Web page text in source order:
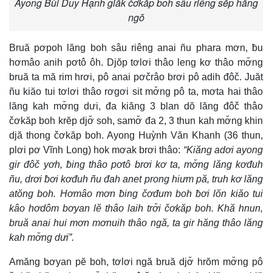
Ayong Bùi Duy Hạnh glăk čơkăp boh sâu riêng sĕp hăng
ngŏ
Bruă pơpoh lăng boh sâu riêng anai ñu phara mơn, ƀu
hơmâo anih pơtô ôh. Djŏp tơlơi thâo leng kơ thâo mơ̆ng
bruă ta mă rim hrơi, pô anai pơčrâo brơi pô adih đôč. Juăt
ñu kiăo tui tơlơi thâo rơgơi sit mơ̆ng pô ta, mơta hai thâo
lăng kah mơ̆ng dưi, đa kiăng 3 blan dŏ lăng đôč thâo
čơkăp boh krĕp djơ̆ soh, samơ̆ đa 2, 3 thun kah mơ̆ng khin
djă thong čơkăp boh. Ayong Huỳnh Văn Khanh (36 thun,
plơi pơ Vĩnh Long) hok mơak brơi thâo: “Kiăng adơi ayong
gir đôč yơh, ƀing thâo pơtô brơi kơ ta, mơ̆ng lăng kơđuh
ñu, drơi ƀơi kơđuh ñu đah anet prong hiưm pă, truh kơ lăng
atŏng boh. Hơmâo mơn ƀing čơđum boh ƀơi lŏn kiăo tui
kâo hơdôm bơyan lĕ thâo laih trơ̆i čơkăp boh. Khă hnun,
bruă anai hui mơn mơnuih thâo ngă, ta gir hăng thâo lăng
kah mơ̆ng dưi”.
Amăng bơyan pĕ boh, tơlơi ngă bruă djơ̆ hrŏm mơ̆ng pô